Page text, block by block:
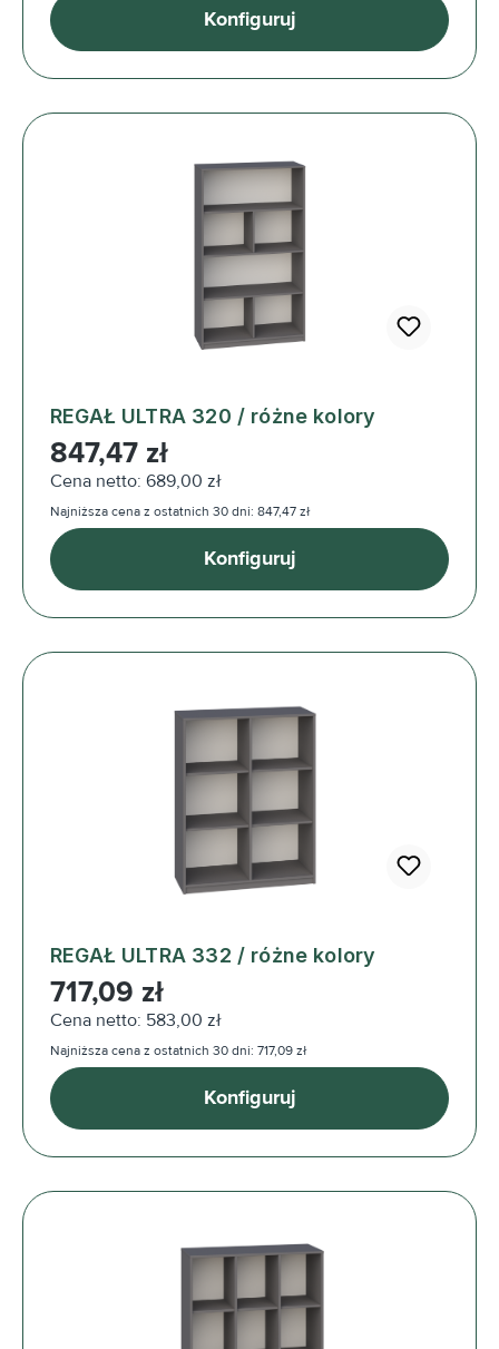
Konfiguruj
REGAŁ ULTRA 320 / różne kolory
Cena regularna:
847,47 zł
Cena netto: 689,00 zł
Najniższa cena z ostatnich 30 dni: 847,47 zł
Konfiguruj
REGAŁ ULTRA 332 / różne kolory
Cena regularna:
717,09 zł
Cena netto: 583,00 zł
Najniższa cena z ostatnich 30 dni: 717,09 zł
Konfiguruj